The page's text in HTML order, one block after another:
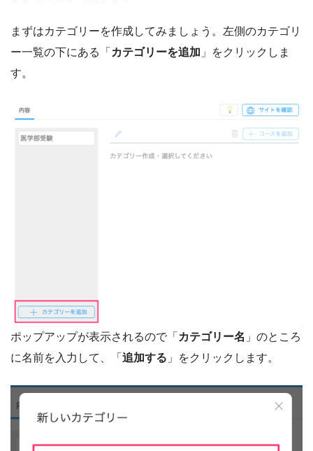
まずはカテゴリーを作成してみましょう。左側のカテゴリ
ー一覧の下にある「 カテゴリーを追加 」をクリックしま
す。
ポップアップが表示されるので「 カテゴリー名 」のところ
に名前を入力して、「 追加する 」をクリックします。